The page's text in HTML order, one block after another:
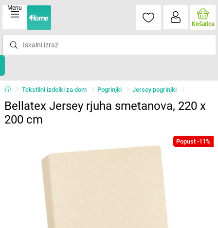
Menu
Košarica
Tekstilni izdelki za dom Pogrinjki Jersey pogrinjki
Bellatex Jersey rjuha smetanova, 220 x
200 cm
Popust -11%